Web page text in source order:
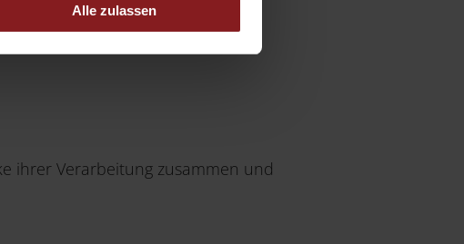
Alle zulassen
ihrer Verarbeitung zusammen und